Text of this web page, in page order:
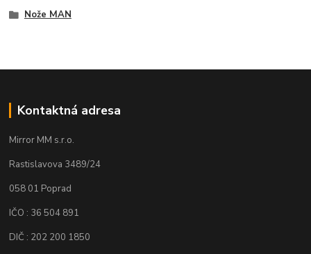
Nože MAN
Kontaktná adresa
Mirror MM s.r.o.
Rastislavova 3489/24
058 01 Poprad
IČO : 36 504 891
DIČ : 202 200 1850